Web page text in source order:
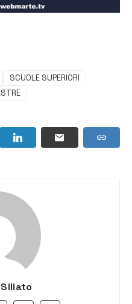
SCUOLE SUPERIORI